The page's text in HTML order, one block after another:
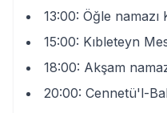
13:00: Öğle namazı
15:00: Kıbleteyn
18:00: Akşam
20:00: Cennetü'l-